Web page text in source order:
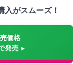
がスムーズ！
価格
発売